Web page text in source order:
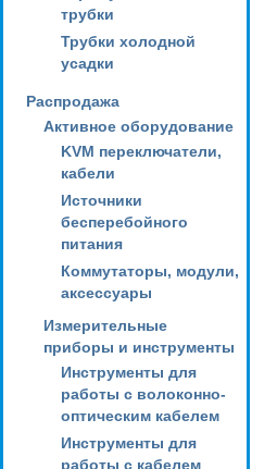
трубки
Трубки холодной
усадки
Распродажа
Активное оборудование
KVM переключатели,
кабели
Источники
бесперебойного
питания
Коммутаторы, модули,
аксессуары
Измерительные
приборы и инструменты
Инструменты для
работы с волоконно-
оптическим кабелем
Инструменты для
работы с кабелем